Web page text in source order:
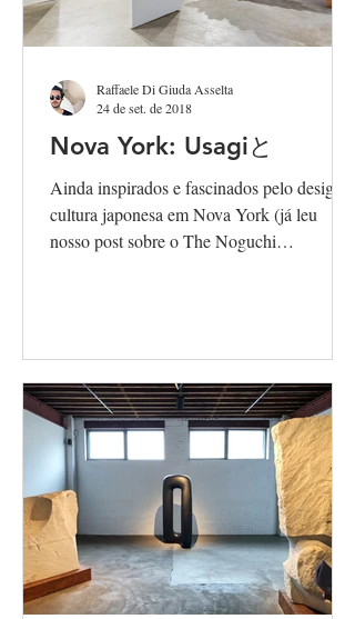
Nova York: Usagiと
Ainda inspirados e fascinados pelo design e
cultura japonesa em Nova York (já leu
nosso post sobre o The Noguchi
Raffaele Di Giuda Asselta
24 de set. de 2018